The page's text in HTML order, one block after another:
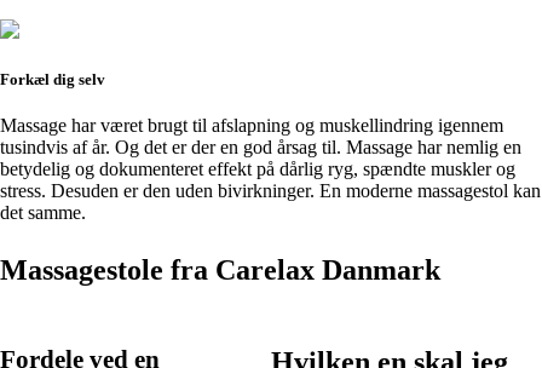
Forkæl dig selv
Massage har været brugt til afslapning og muskellindring igennem
tusindvis af år. Og det er der en god årsag til. Massage har nemlig en
betydelig og dokumenteret effekt på dårlig ryg, spændte muskler og
stress. Desuden er den uden bivirkninger. En moderne massagestol kan
det samme.
Massagestole fra Carelax Danmark
Fordele ved en
Hvilken en skal jeg